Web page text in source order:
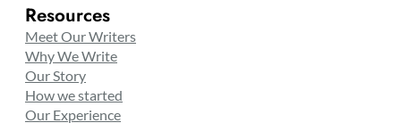
Resources
Meet Our Writers
Why We Write
Our Story
How we started
Our Experience